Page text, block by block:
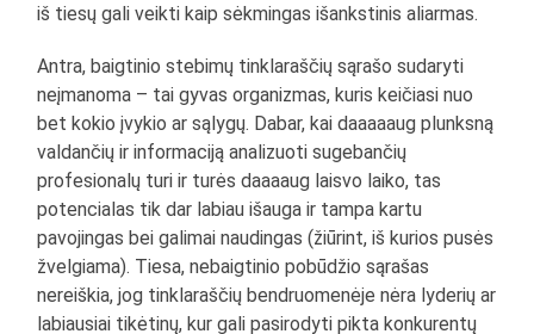
iš tiesų gali veikti kaip sėkmingas išankstinis aliarmas.
Antra, baigtinio stebimų tinklaraščių sąrašo sudaryti
neįmanoma – tai gyvas organizmas, kuris keičiasi nuo
bet kokio įvykio ar sąlygų. Dabar, kai daaaaaug plunksną
valdančių ir informaciją analizuoti sugebančių
profesionalų turi ir turės daaaaug laisvo laiko, tas
potencialas tik dar labiau išauga ir tampa kartu
pavojingas bei galimai naudingas (žiūrint, iš kurios pusės
žvelgiama). Tiesa, nebaigtinio pobūdžio sąrašas
nereiškia, jog tinklaraščių bendruomenėje nėra lyderių ar
labiausiai tikėtinų, kur gali pasirodyti pikta konkurentų